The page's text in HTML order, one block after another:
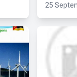
25